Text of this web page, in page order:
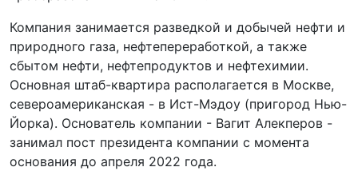
Компания занимается разведкой и добычей нефти и
природного газа, нефтепереработкой, а также
сбытом нефти, нефтепродуктов и нефтехимии.
Основная штаб-квартира располагается в Москве,
североамериканская - в Ист-Мэдоу (пригород Нью-
Йорка). Основатель компании - Вагит Алекперов -
занимал пост президента компании с момента
основания до апреля 2022 года.